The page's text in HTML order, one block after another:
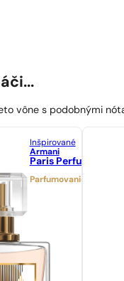
vône s podobnými
Inšpirované
Armani
Paris Perfumes N°
Parfumovanie 25%